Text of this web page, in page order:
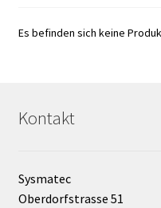
Ex Explosionsgeschützte
Externe
Es befinden sich keine
Kontakt
Sysmatec
Oberdorfstrasse 51